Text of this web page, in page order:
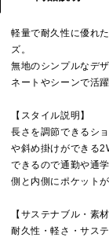
軽量で耐久性に優れ
ズ。
無地のシンプルなデ
ネートやシーンで活躍
【スタイル説明】
長さを調節できるシ
や斜め掛けができる
できるので通勤や通
側と内側にポケット
【サステナブル・素
耐久性・軽さ・サス